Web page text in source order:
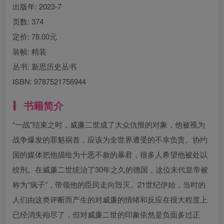
出版年: 2023-7
页数: 374
定价: 78.00元
装帧: 精装
丛书: 新思历史丛书
ISBN: 9787521756944
书籍简介
“一战”结束之时，威廉二世成了大众仇恨的对象，他被视为
战争爆发的罪魁祸首，应该为全世界遭受的不幸负责。协约
国的媒体把他描绘为十恶不赦的暴君，很多人希望他被处以
绞刑。在威廉二世统治了30年之久的德国，这位末代皇帝被
称为“疯子”，带领他的臣民走向毁灭。21世纪伊始，当时的
人们由这类评断而产生的对威廉的情绪和反应在很大程度上
已经消失殆尽了，但对威廉二世的印象依然是负面多过正